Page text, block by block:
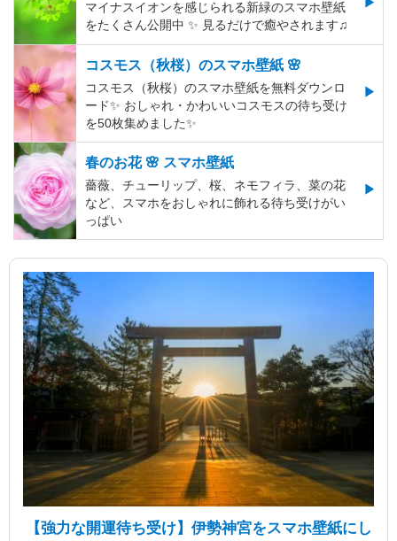
マイナスイオンを感じられる新緑のスマホ壁紙
をたくさん公開中 ✨ 見るだけで癒やされます♫
コスモス（秋桜）のスマホ壁紙 🌸
コスモス（秋桜）のスマホ壁紙を無料ダウンロ
ード✨️ おしゃれ・かわいいコスモスの待ち受け
を50枚集めました✨️
春のお花 🌸 スマホ壁紙
薔薇、チューリップ、桜、ネモフィラ、菜の花
など、スマホをおしゃれに飾れる待ち受けがい
っぱい
【強力な開運待ち受け】伊勢神宮をスマホ壁紙にし